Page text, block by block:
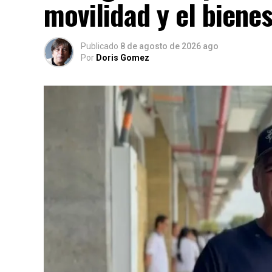
movilidad y el
Publicado 8 de agosto de 2026 ago
Por Doris Gomez